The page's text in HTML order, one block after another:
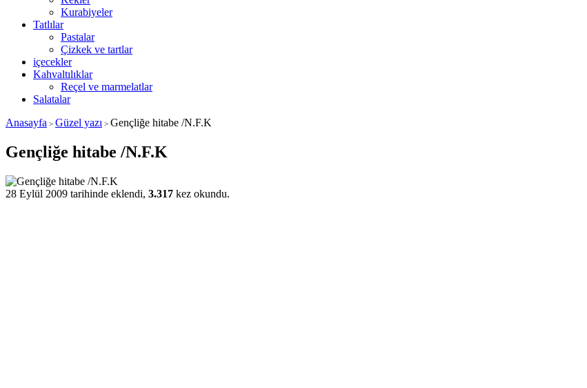
Kurabiyeler
Tatlılar
Pastalar
Çizkek ve tartlar
içecekler
Kahvaltılıklar
Reçel ve marmelatlar
Salatalar
Anasayfa > Güzel yazı > Gençliğe hitabe /N.F.K
Gençliğe hitabe /N.F.K
28 Eylül 2009 tarihinde eklendi, 3.317 kez okundu.